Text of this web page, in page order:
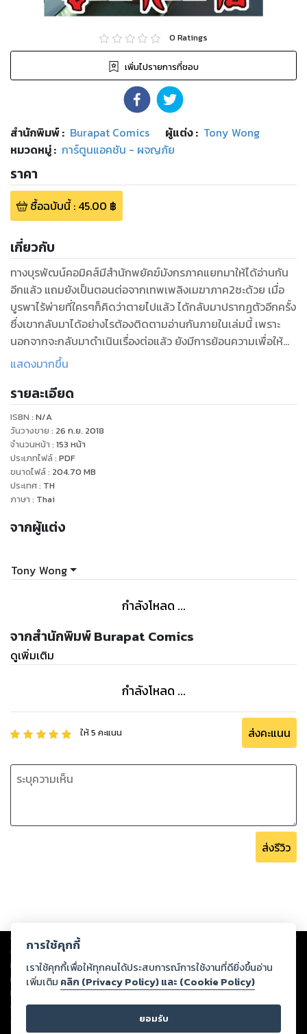
0 Ratings
เพิ่มไปรายการที่ชอบ
สำนักพิมพ์: Burapat Comics ผู้แต่ง : Tony Wong
หมวดหมู่: การ์ตูนแอคชัน - ผจญภัย
ราคา
ซื้อฉบับนี้: 45.00 ฿
เกี่ยวกับ
ทางบุรพัฒน์คอมิคส์มีสำนักพยัคฆ์มังกรภาคแยกมาให้ได้อ่านกัน
อีกแล้ว แถมยังเป็นตอนต่อจากเทพเพลิงเมฆาภาค2ซะด้วย เมื่อ
บูรพาไร้พ่ายที่ใครๆก็คิดว่าตายไปแล้ว ได้กลับมาปรากฏตัวอีกครั้ง
ซึ่งเขากลับมาได้อย่างไรต้องติดตามอ่านกันภายในเล่มนี้ เพราะ
นอกจากจะกลับมาดำเนินเรื่องต่อแล้ว ยังมีการย้อนความเพื่อให้
เข้าถึงที่มาที่ไปของบูรพาไร้พ่ายคนนี้ให้มากขึ้น ถึงการตัดสินใจ
ด้วยความการ แน่นอนว่าตัวละครอื่นๆจากสำนักพยัคฆ์มังกร จะมา
โผล่ในเรื่องนี้กันแบบพร้อมหน้าพร้อมตา รับประกันความมัน ความ
สะใจโดย TONY WONG เช่นเคย ว่าแล้วก็อย่ารอช้า "อหังการ์
บูรพาไร้พ่าย"พร้อมเปิดศึกใหม่สุดขั้วให้คุณได้สัมผัสกัน ณ.บัดนี้!!
แสดงมากขึ้น
รายละเอียด
ISBN : N/A
วันวางขาย : 26 ก.ย. 2018
จำนวนหน้า : 153 หน้า
ประเภทไฟล์: PDF
ขนาดไฟล์: 204.70 MB
ประเทศ: TH
ภาษา : Thai
จากผู้แต่ง
Tony Wong
กำลังโหลด ...
จากสำนักพิมพ์ Burapat Comics
ดูเพิ่มเติม
กำลังโหลด ...
ให้5 คะแนน ส่งคะแนน
ส่งรีวิว
Copyright © 2026
ต่อผลงานหรือเนื้อหาใดที่อัปโหลดผ่านเว็บไซต์และปรากฏว่าละเมิดสิทธิใน
ทรัพย์สินทางปัญญาของบุคคลอื่นหรือขัดต่อกฎหมายและศีลธรรม ดังนั้น ผู้อ่าน
ทุกท่านโปรดใช้วิจารณญาณในการกลั่นกรองด้วยตนเอง และหากท่านพบว่าส่วน
หนึ่งส่วนใดขัดต่อกฎหมายและศีลธรรม กรุณาแจ้งมายังบริษัท เพื่อทีมงานจะได้
ดำเนินการในทันที ทั้งนี้ ทางสตอรี่ล็อกขอสงวนลิขสิทธิ์ตามพระราชบัญญัติ
ลิขสิทธิ์ พ.ศ. 2537 (ฉบับล่าสุด)
การใช้คุกกี้
เราใช้คุกกี้เพื่อให้ทุกคนได้ประสบการณ์การใช้งานที่ดียิ่งขึ้นอ่าน
เพิ่มเติม คลิก (Privacy Policy) และ (Cookie Policy)
ยอมรับ